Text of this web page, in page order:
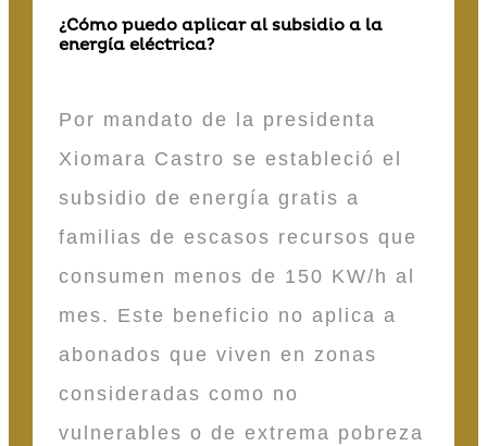
¿Cómo puedo aplicar al subsidio a la
energía eléctrica?
Por mandato de la presidenta
Xiomara Castro se estableció el
subsidio de energía gratis a
familias de escasos recursos que
consumen menos de 150 KW/h al
mes. Este beneficio no aplica a
abonados que viven en zonas
consideradas como no
vulnerables o de extrema pobreza